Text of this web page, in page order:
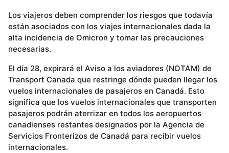
Los viajeros deben comprender los riesgos que todavía
están asociados con los viajes internacionales dada la
alta incidencia de Omicron y tomar las precauciones
necesarias.
El día 28, expirará el Aviso a los aviadores (NOTAM) de
Transport Canada que restringe dónde pueden llegar los
vuelos internacionales de pasajeros en Canadá. Esto
significa que los vuelos internacionales que transporten
pasajeros podrán aterrizar en todos los aeropuertos
canadienses restantes designados por la Agencia de
Servicios Fronterizos de Canadá para recibir vuelos
internacionales.